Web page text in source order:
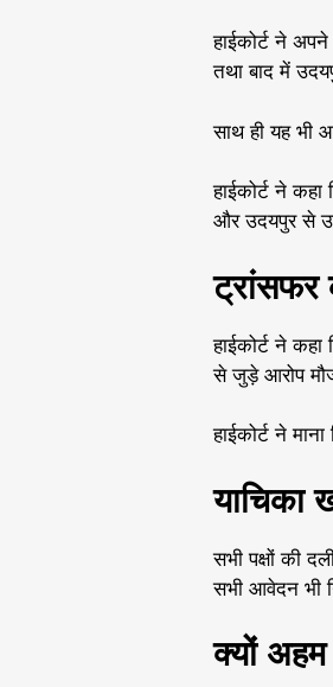
हाईकोर्ट ने
तथा बाद में
साथ ही यह भी
हाईकोर्ट ने
और उदयपुर से
ट्रांसफर
हाईकोर्ट ने
से जुड़े आरोप
हाईकोर्ट ने
याचिका
सभी पक्षों की
सभी आवेदन भी
क्यों